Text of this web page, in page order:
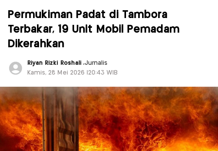
Permukiman Padat di Tambora
Terbakar, 19 Unit Mobil Pemadam
Dikerahkan
Riyan Rizki Roshali ,Jurnalis
Kamis, 28 Mei 2026 |20:43 WIB